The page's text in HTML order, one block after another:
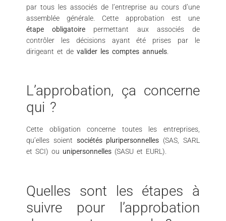
par tous les associés de l’entreprise au cours d’une
assemblée générale. Cette approbation est une
étape obligatoire permettant aux associés de
contrôler les décisions ayant été prises par le
dirigeant et devalider les comptes annuels
L’approbation, ça concerne
qui ?
Cette obligation concerne toutes les entreprises,
qu’elles soient sociétés pluripersonnelles (SAS, SARL
et SCI) ou unipersonnelles (SASU et EURL).
Quelles sont les étapes à
suivre pour l’approbation